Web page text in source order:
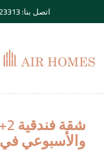
اتصل بنا: 00905079223313
والأسبوعي